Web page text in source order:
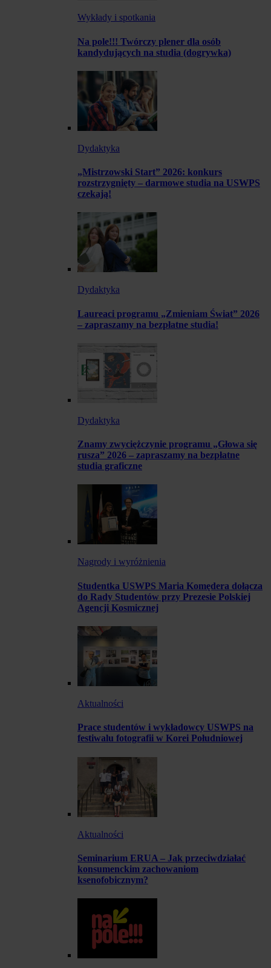
Wykłady i spotkania
Na pole!!! Twórczy plener dla osób
kandydujących na studia (dogrywka)
Dydaktyka
„Mistrzowski Start” 2026: konkurs
rozstrzygnięty – darmowe studia na USWPS
czekają!
Dydaktyka
Laureaci programu „Zmieniam Świat” 2026
– zapraszamy na bezpłatne studia!
Dydaktyka
Znamy zwyciężczynie programu „Głowa się
rusza” 2026 – zapraszamy na bezpłatne
studia graficzne
Nagrody i wyróżnienia
Studentka USWPS Maria Komędera dołącza
do Rady Studentów przy Prezesie Polskiej
Agencji Kosmicznej
Aktualności
Prace studentów i wykładowcy USWPS na
festiwalu fotografii w Korei Południowej
Aktualności
Seminarium ERUA – Jak przeciwdziałać
konsumenckim zachowaniom
ksenofobicznym?